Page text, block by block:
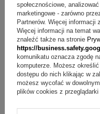
społecznościowe,
marketingowe - zarówno
Partnerów. Więcej informacji
Więcej informacji na temat
znaleźć także na stronie
https://
komunikatu oznacza zgodę
komputerze. Możesz
dostępu do nich klikając w
możesz wycofać w
plików cookies z